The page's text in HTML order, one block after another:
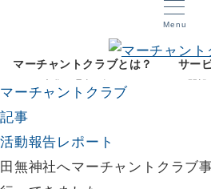
Menu
マーチャントクラブとは？
文化と理念を知る
サー
マーチャントクラブ
記事
活動報告レポート
田無神社へマーチャントクラブ